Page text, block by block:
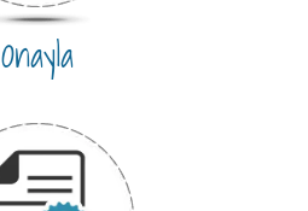
Onayla